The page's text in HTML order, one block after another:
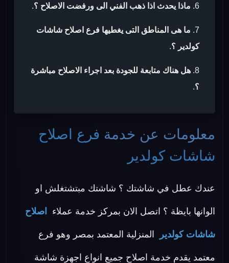
ماذا يحدث اذا ذهب الفني الى ورفضت الاصلاح ؟.
ما هى المناطق التى يغطيها فرع اصلاح شاشات
كولدير ؟.
هل هناك متابعة للجودة بعد اجراء الاصلاح مباشرة
؟.
معلومات عن خدمة فرع اصلاح
شاشات كولدير
عندك عطل في شاشتك ؟ شاشتك مبتشتغلش او
الوانها بايظة ؟ اتصل الان بمركز خدمة عملاء اصلاح
شاشات كولدير المنزلية المعتمد بمصر وهو فرع
معتمد يقدم خدمة اصلاح جميع انواع اجهزة شاشة